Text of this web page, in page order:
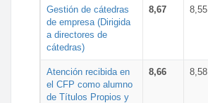
Gestión de cátedras
de empresa (Dirigida
a directores de
cátedras)
8,67 8,55
Atención recibida en
el CFP como alumno
de Títulos Propios y
8,66 8,58